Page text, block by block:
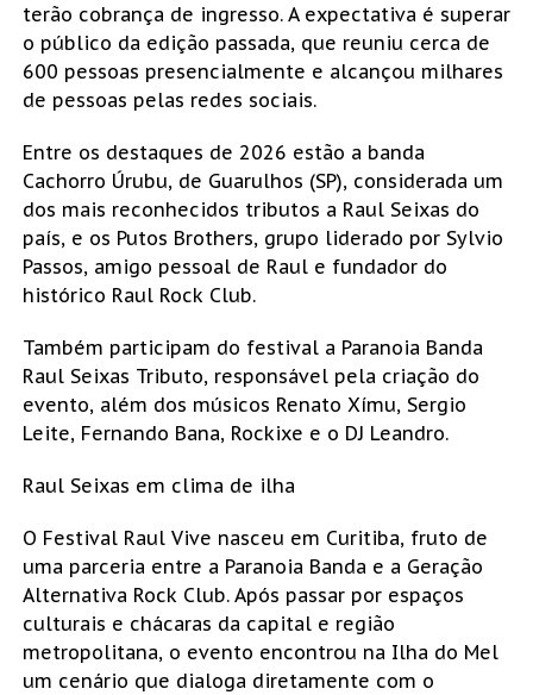
terão cobrança de ingresso. A expectativa é superar
o público da edição passada, que reuniu cerca de
600 pessoas presencialmente e alcançou milhares
de pessoas pelas redes sociais.
Entre os destaques de 2026 estão a banda
Cachorro Úrubu, de Guarulhos (SP), considerada um
dos mais reconhecidos tributos a Raul Seixas do
país, e os Putos Brothers, grupo liderado por Sylvio
Passos, amigo pessoal de Raul e fundador do
histórico Raul Rock Club.
Também participam do festival a Paranoia Banda
Raul Seixas Tributo, responsável pela criação do
evento, além dos músicos Renato Xímu, Sergio
Leite, Fernando Bana, Rockixe e o DJ Leandro.
Raul Seixas em clima de ilha
O Festival Raul Vive nasceu em Curitiba, fruto de
uma parceria entre a Paranoia Banda e a Geração
Alternativa Rock Club. Após passar por espaços
culturais e chácaras da capital e região
metropolitana, o evento encontrou na Ilha do Mel
um cenário que dialoga diretamente com o